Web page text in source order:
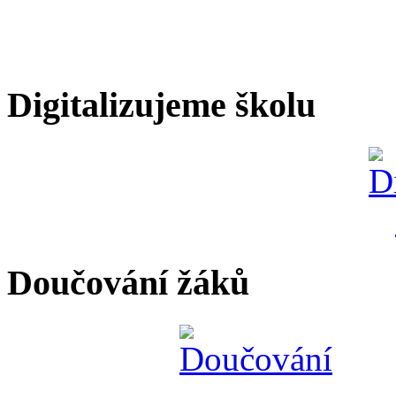
Digitalizujeme školu
Doučování žáků